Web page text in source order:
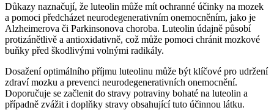
Důkazy naznačují, že luteolin může mít ochranné účinky na mozek
a pomoci předcházet neurodegenerativním onemocněním, jako je
Alzheimerova či Parkinsonova choroba. Luteolin údajně působí
protizánětlivě a antioxidativně, což může pomoci chránit mozkové
buňky před škodlivými volnými radikály.
Dosažení optimálního příjmu luteolinu může být klíčové pro udržení
zdraví mozku a prevenci neurodegenerativních onemocnění.
Doporučuje se začlenit do stravy potraviny bohaté na luteolin a
případně zvážit i doplňky stravy obsahující tuto účinnou látku.